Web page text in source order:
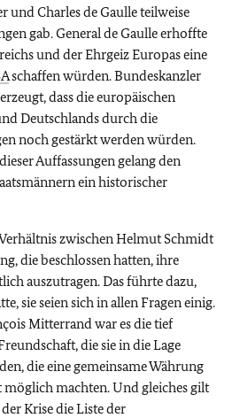
und Charles de Gaulle teilweise
gab. General de Gaulle erhoffte
und der Ehrgeiz Europas eine
schaffen würden. Bundeskanzler
dass die europäischen
Deutschlands durch die
noch gestärkt werden würden.
Auffassungen gelang den
ein historischer
zwischen Helmut Schmidt
die beschlossen hatten, ihre
auszutragen. Das führte dazu,
sie seien sich in allen Fragen einig.
Mitterrand war es die tief
die sie in die Lage
die eine gemeinsame Währung
machten. Und gleiches gilt
Krise die Liste der